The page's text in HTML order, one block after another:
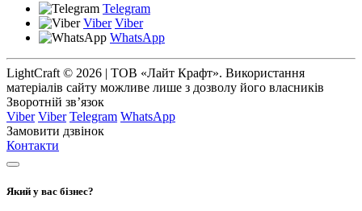
Telegram
Viber Viber
WhatsApp
LightCraft © 2026 | ТОВ «Лайт Крафт». Використання
матеріалів сайту можливе лише з дозволу його власників
Зворотній зв’язок
Viber Viber Telegram WhatsApp
Замовити дзвінок
Контакти
Який у вас бізнес?